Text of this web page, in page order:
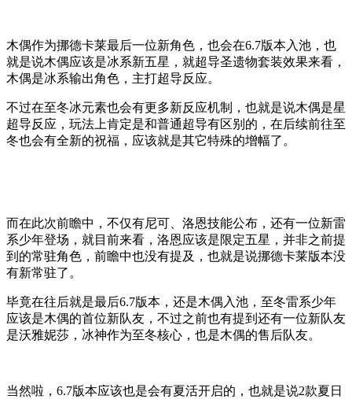
木偶作为挪德卡莱最后一位新角色，也会在6.7版本入池，也
就是说木偶应该是冰系新五星，就超导圣遗物套装效果来看，
木偶是冰系输出角色，主打超导反应。
不过在至冬冰元素也会有更多新反应机制，也就是说木偶是星
超导反应，玩法上肯定是和普通超导有区别的，在后续前往至
冬也会有全新的祝福，应该就是其它特殊的增幅了。
而在此次前瞻中，不仅有尼可、洛恩技能公布，还有一位新雷
系少年登场，就目前来看，洛恩应该是限定五星，并非之前提
到的常驻角色，前瞻中也没有提及，也就是说挪德卡莱版本没
有新常驻了。
毕竟在往后就是最后6.7版本，还是木偶入池，至冬雷系少年
应该是木偶的首位新队友，不过之前也有提到还有一位新队友
是沃雅妮莎，冰神作为至冬核心，也是木偶的售后队友。
当然啦，6.7版本应该也是会有夏活开启的，也就是说2款夏日